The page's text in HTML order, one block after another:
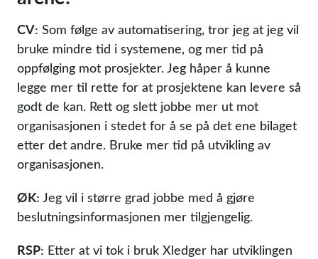
CV: Som følge av automatisering, tror jeg at jeg vil
bruke mindre tid i systemene, og mer tid på
oppfølging mot prosjekter. Jeg håper å kunne
legge mer til rette for at prosjektene kan levere så
godt de kan. Rett og slett jobbe mer ut mot
organisasjonen i stedet for å se på det ene bilaget
etter det andre. Bruke mer tid på utvikling av
organisasjonen.
ØK: Jeg vil i større grad jobbe med å gjøre
beslutningsinformasjonen mer tilgjengelig.
RSP: Etter at vi tok i bruk Xledger har utviklingen